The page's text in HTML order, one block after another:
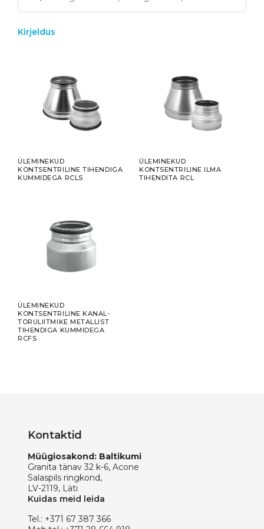
Kirjeldus
ÜLEMINEKUD
KONTSENTRILINE TIHENDIGA
KUMMIDEGA RCLS
ÜLEMINEKUD
KONTSENTRILINE ILMA
TIHENDITA RCL
ÜLEMINEKUD
KONTSENTRILINE KANAL-
TORULIITMIKE METALLIST
TIHENDIGA KUMMIDEGA
RCFS
Kontaktid
Müügiosakond: Baltikumi
Granita tänav 32 k-6, Acone
Salaspils ringkond,
LV-2119, Läti
Kuidas meid leida
Tel.: +371 67 387 366